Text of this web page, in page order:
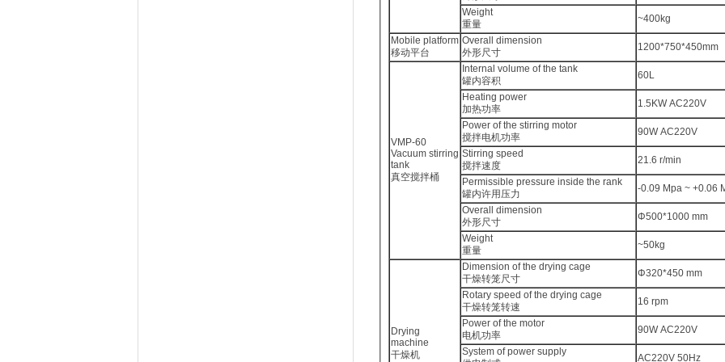
Weight
重量
~400kg
Mobile platform
移动平台
Overall dimension
外形尺寸
1200*750*450mm
VMP-60
Vacuum stirring
tank
真空搅拌桶
Internal volume of the tank
罐内容积
60L
Heating power
加热功率
1.5KW AC220V
Power of the stirring motor
搅拌电机功率
90W AC220V
Stirring speed
搅拌速度
21.6 r/min
Permissible pressure inside the rank
罐内许用压力
-0.09 Mpa ~ +0.06
Overall dimension
外形尺寸
Φ500*1000 mm
Weight
重量
~50kg
Drying
machine
干燥机
Dimension of the drying cage
干燥转笼尺寸
Φ320*450 mm
Rotary speed of the drying cage
干燥转笼转速
16 rpm
Power of the motor
电机功率
90W AC220V
System of power supply
AC220V 50Hz